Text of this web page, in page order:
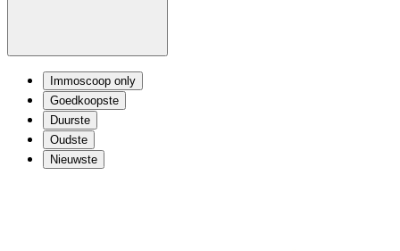
Immoscoop only
Goedkoopste
Duurste
Oudste
Nieuwste